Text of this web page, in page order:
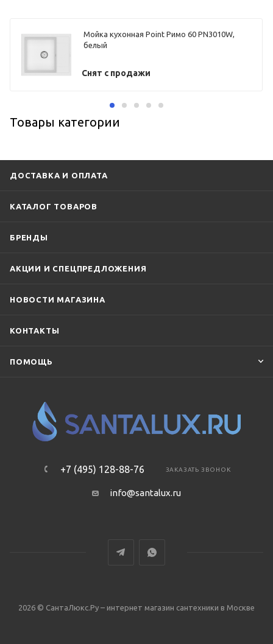
Мойка кухонная Point Римо 60 PN3010W,
белый
Снят с продажи
Товары категории
ДОСТАВКА И ОПЛАТА
КАТАЛОГ ТОВАРОВ
БРЕНДЫ
АКЦИИ И СПЕЦПРЕДЛОЖЕНИЯ
НОВОСТИ МАГАЗИНА
КОНТАКТЫ
ПОМОЩЬ
+7 (495) 128-88-76 ЗАКАЗАТЬ ЗВОНОК
info@santalux.ru
2026 © СантаЛюкс.Ру – интернет магазин сантехники в Москве